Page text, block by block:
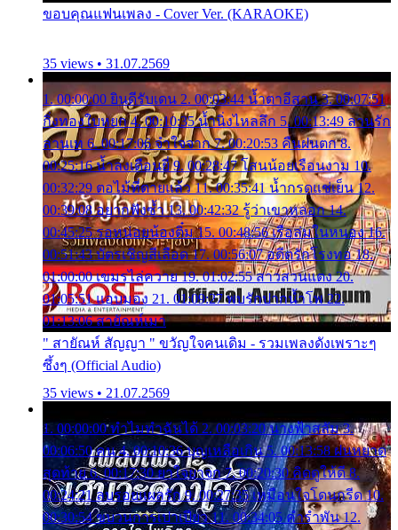
ขอบคุณแฟนเพลง - Cover Ver. (KARAOKE)
35 views • 31.07.2569
1. 00:00:00 ยินดีรับเดน 2. 00:03:44 น้ำตาอีสาน 3. 00:07:51
กิ่งทองใบหยก 4. 00:10:35 น้ำนิ่งไหลลึก 5. 00:13:49 ลานรัก
ลานเท 6. 00:17:06 จำใจจาก 7. 00:20:53 คืนฝนตก 8.
00:25:16 น้ำลงเดือนยี่ 9. 00:28:47 โสนน้อยเรือนงาม 10.
00:32:29 ตอไม้ที่ตายแล้ว 11. 00:35:41 น้ำกรดแช่เย็น 12.
00:39:08 อยากฟังซ้ำ 13. 00:42:32 รู้ว่าเขาหลอก 14.
00:45:25 รอหน่อยน้องติ๋ม 15. 00:48:56 เรือล่มในหนอง 16.
00:51:43 บัตรเชิญสีเลือด 17. 00:56:07 อดีตรักโรงทอ 18.
01:00:00 เขมรไล่ควาย 19. 01:02:55 สาวสวนแตง 20.
01:05:51 แอบมอง 21. 01:09:27 พบรักปากน้ำโพ 22.
01:13:06 สายัณห์เมา
" สายัณห์ สัญญา " ขวัญใจคนเดิม - รวมเพลงดังเพราะๆ
ซึ้งๆ (Official Audio)
35 views • 21.07.2569
1. 00:00:00 ทำไมทำฉันได้ 2. 00:03:20 นางฟ้าสลัม 3.
00:06:50 คน 4. 00:10:36 บุญเหลือเกิน 5. 00:13:58 ฝนหยาด
สุดท้าย 6. 00:17:30 ยาใจยาจก 7. 00:20:30 คิดดูให้ดี 8.
00:24:21 ลบรอยแผลรัก 9. 00:27:35 เหมือนใจโดนกรีด 10.
00:30:54 ขบวนการเปาเปียว 11. 00:34:05 คำรำพัน 12.